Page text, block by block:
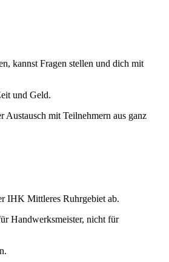
kannst Fragen stellen und dich mit
und Geld.
Austausch mit Teilnehmern aus ganz
IHK Mittleres Ruhrgebiet ab.
Handwerksmeister, nicht für